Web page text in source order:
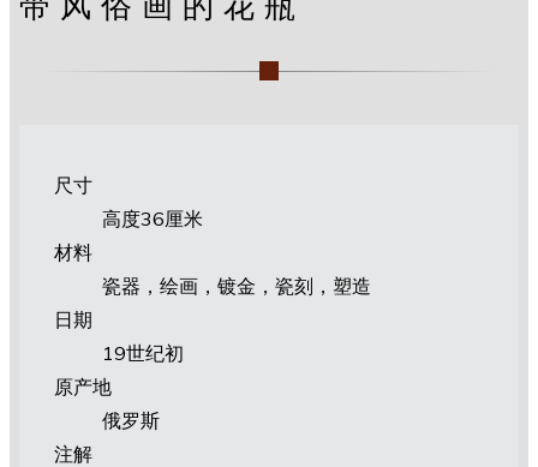
尺寸
高度36厘米
材料
瓷器，绘画，镀金，瓷刻，塑造
日期
19世纪初
原产地
俄罗斯
注解